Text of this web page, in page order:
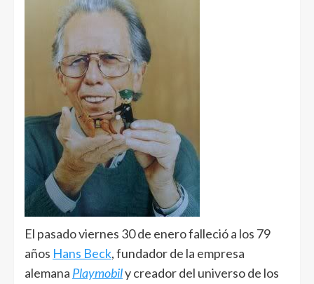
El pasado viernes 30 de enero falleció a los 79
años Hans Beck, fundador de la empresa
alemana Playmobily creador del universo de los